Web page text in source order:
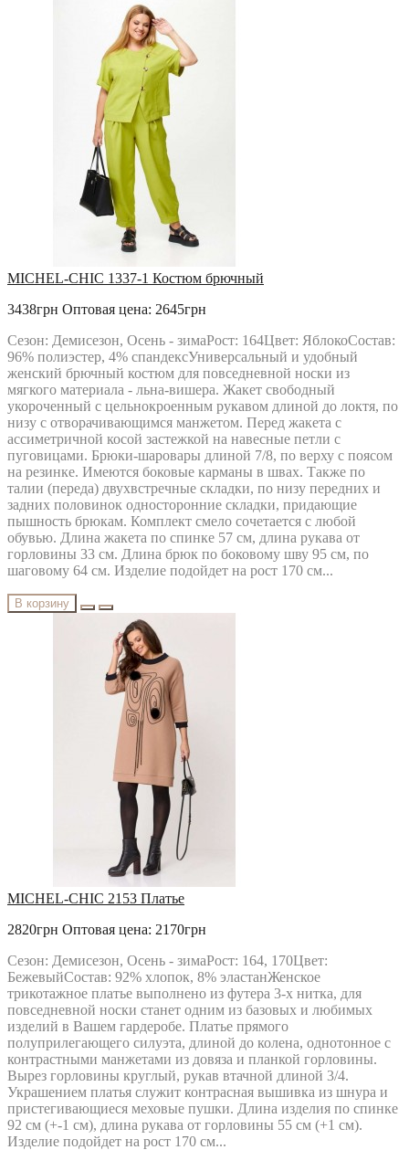
MICHEL-CHIC 1337-1 Костюм брючный
3438грн Оптовая цена: 2645грн
Сезон: Демисезон, Осень - зимаРост: 164Цвет: ЯблокоСостав:
96% полиэстер, 4% спандексУниверсальный и удобный
женский брючный костюм для повседневной носки из
мягкого материала - льна-вишера. Жакет свободный
укороченный с цельнокроенным рукавом длиной до локтя, по
низу с отворачивающимся манжетом. Перед жакета с
ассиметричной косой застежкой на навесные петли с
пуговицами. Брюки-шаровары длиной 7/8, по верху с поясом
на резинке. Имеются боковые карманы в швах. Также по
талии (переда) двухвстречные складки, по низу передних и
задних половинок односторонние складки, придающие
пышность брюкам. Комплект смело сочетается с любой
обувью. Длина жакета по спинке 57 см, длина рукава от
горловины 33 см. Длина брюк по боковому шву 95 см, по
шаговому 64 см. Изделие подойдет на рост 170 см...
В корзину
MICHEL-CHIC 2153 Платье
2820грн Оптовая цена: 2170грн
Сезон: Демисезон, Осень - зимаРост: 164, 170Цвет:
БежевыйСостав: 92% хлопок, 8% эластанЖенское
трикотажное платье выполнено из футера 3-х нитка, для
повседневной носки станет одним из базовых и любимых
изделий в Вашем гардеробе. Платье прямого
полуприлегающего силуэта, длиной до колена, однотонное с
контрастными манжетами из довяза и планкой горловины.
Вырез горловины круглый, рукав втачной длиной 3/4.
Украшением платья служит контрасная вышивка из шнура и
пристегивающиеся меховые пушки. Длина изделия по спинке
92 см (+-1 см), длина рукава от горловины 55 см (+1 см).
Изделие подойдет на рост 170 см...